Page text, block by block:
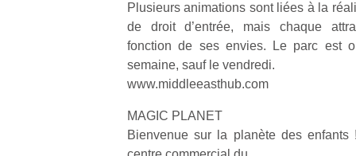
Plusieurs animations sont liées à la
de droit d’entrée, mais chaque
fonction de ses envies. Le parc est
semaine, sauf le vendredi.
www.middleeasthub.com
MAGIC PLANET
Bienvenue sur la planète des